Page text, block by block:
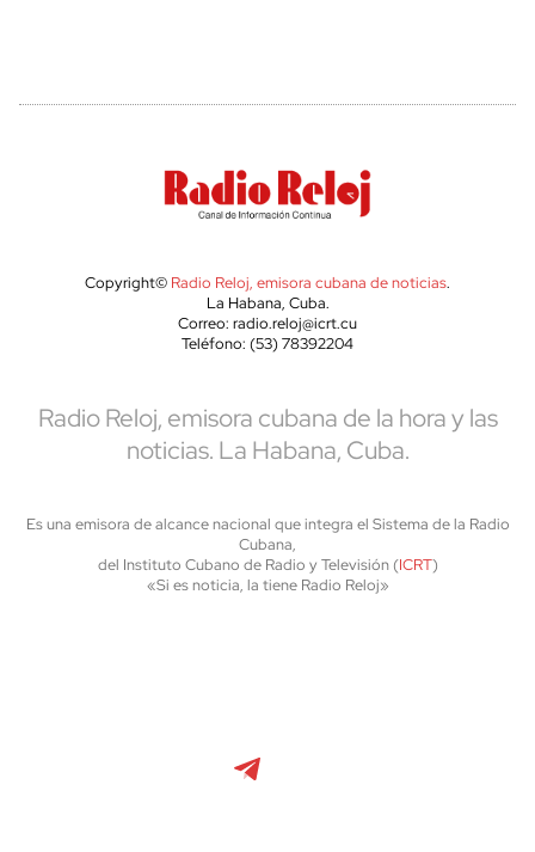
Copyright© Radio Reloj, emisora cubana de noticias.
La Habana, Cuba.
Correo: radio.reloj@icrt.cu
Teléfono: (53) 78392204
Radio Reloj, emisora cubana de la hora y las
noticias. La Habana, Cuba.
Es una emisora de alcance nacional que integra el Sistema de la Radio
Cubana,
del Instituto Cubano de Radio y Televisión (ICRT)
«Si es noticia, la tiene Radio Reloj»